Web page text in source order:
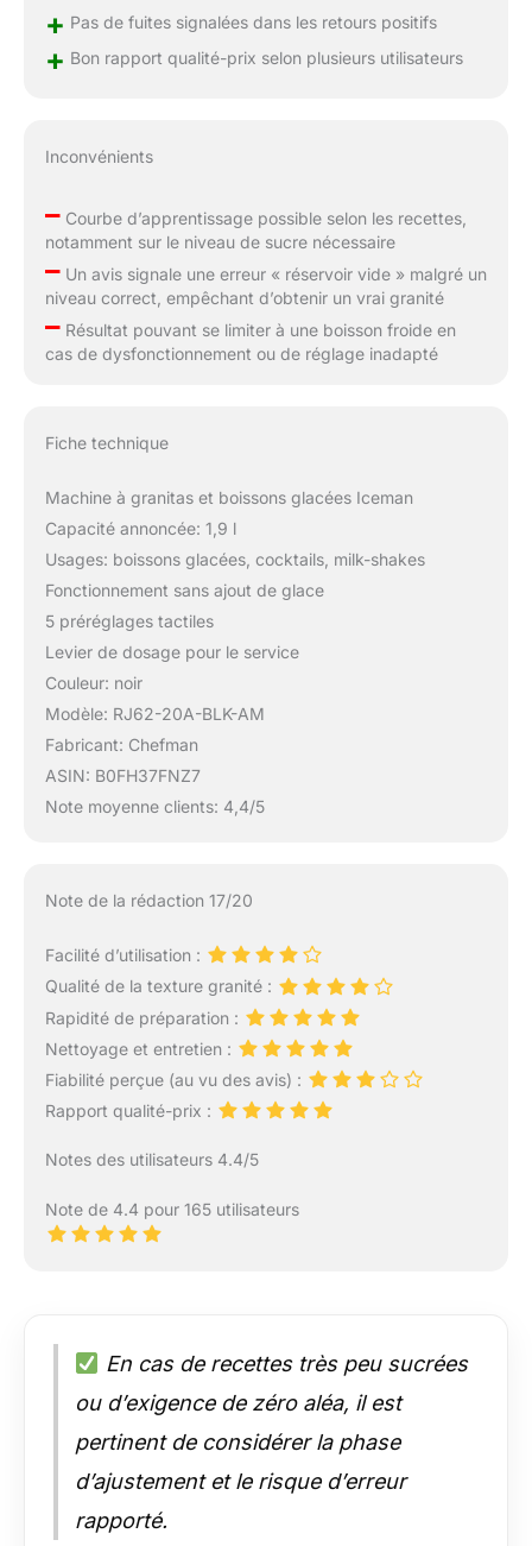
+ Pas de fuites signalées dans les retours positifs
+ Bon rapport qualité-prix selon plusieurs utilisateurs
Inconvénients
–Courbe d’apprentissage possible selon les recettes,
notamment sur le niveau de sucre nécessaire
–Un avis signale une erreur « réservoir vide » malgré un
niveau correct, empêchant d’obtenir un vrai granité
–Résultat pouvant se limiter à une boisson froide en
cas de dysfonctionnement ou de réglage inadapté
Fiche technique
Machine à granitas et boissons glacées Iceman
Capacité annoncée: 1,9 l
Usages: boissons glacées, cocktails, milk-shakes
Fonctionnement sans ajout de glace
5 préréglages tactiles
Levier de dosage pour le service
Couleur: noir
Modèle: RJ62-20A-BLK-AM
Fabricant: Chefman
ASIN: B0FH37FNZ7
Note moyenne clients: 4,4/5
Note de la rédaction 17/20
Facilité d’utilisation :
Qualité de la texture granité :
Rapidité de préparation :
Nettoyage et entretien :
Fiabilité perçue (au vu des avis) :
Rapport qualité-prix :
Notes des utilisateurs 4.4/5
Note de 4.4 pour 165 utilisateurs
En cas de recettes très peu sucrées
ou d’exigence de zéro aléa, il est
pertinent de considérer la phase
d’ajustement et le risque d’erreur
rapporté.